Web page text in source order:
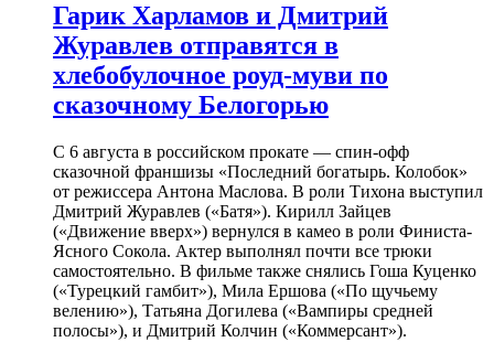
Гарик Харламов и Дмитрий
Журавлев отправятся в
хлебобулочное роуд-муви по
сказочному Белогорью
С 6 августа в российском прокате — спин-офф
сказочной франшизы «Последний богатырь. Колобок»
от режиссера Антона Маслова. В роли Тихона выступил
Дмитрий Журавлев («Батя»). Кирилл Зайцев
(«Движение вверх») вернулся в камео в роли Финиста-
Ясного Сокола. Актер выполнял почти все трюки
самостоятельно. В фильме также снялись Гоша Куценко
(«Турецкий гамбит»), Мила Ершова («По щучьему
велению»), Татьяна Догилева («Вампиры средней
полосы»), и Дмитрий Колчин («Коммерсант»).